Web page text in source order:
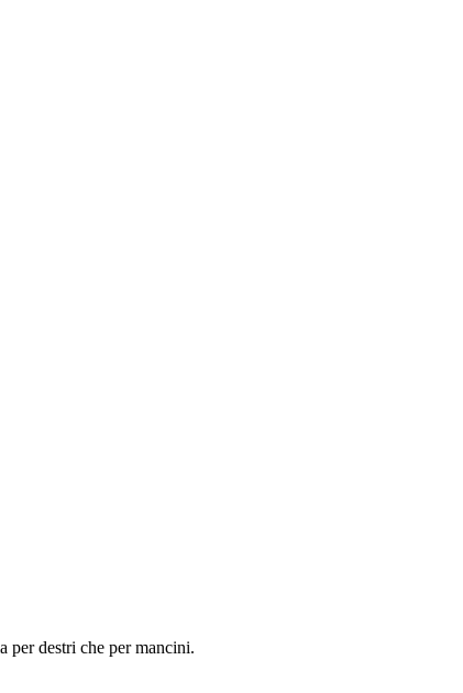
per destri che per mancini.